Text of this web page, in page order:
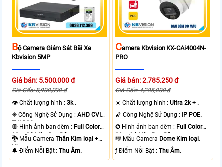
BỘ Camera Giám Sát Bãi Xe
Kbvision 5MP
Giá bán: 5,500,000 ₫
Giá Gốc: 8,900,000 ₫
👁 Chất lượng hình :3k .
✳️ Công Nghệ Sử Dụng :AHD CVI
TVI BCS.
🔴 Hình ảnh ban đêm : Full Color
80m Có Màu Ban Ðêm.
🐉️ Mẫu CameraThân Kim loại +
Nhựa.
️🔔 Điểm Nỗi Bật :Thu Âm.
CAmera Kbvision KX-CAi4004N-
PRO
Giá bán: 2,785,250 ₫
Giá Gốc: 4,285,000 ₫
☀️ Chất lượng hình :Ultra 2k + .
🌠 Công Nghệ Sử Dụng :
IP POE.
✪ Hình ảnh ban đêm : Full Color
30m Có Màu Ban Ðêm.
🎼️ Mẫu Camera Dome Kim loại.
️ƒ Điểm Nỗi Bật :Thu Âm.